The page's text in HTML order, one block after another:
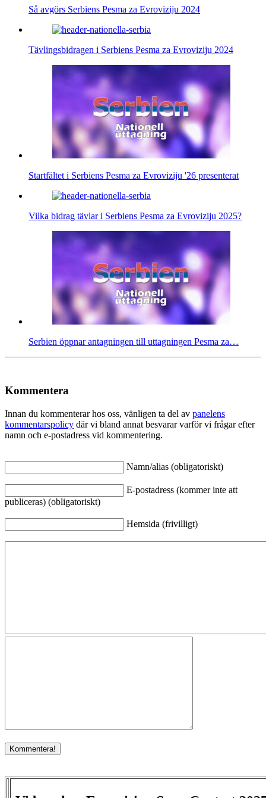
Så avgörs Serbiens Pesma za Evroviziju 2024
Tävlingsbidragen i Serbiens Pesma za Evroviziju 2024
Startfältet i Serbiens Pesma za Evroviziju '26 presenterat
Vilka bidrag tävlar i Serbiens Pesma za Evroviziju 2025?
Serbien öppnar antagningen till uttagningen Pesma za…
Kommentera
Innan du kommenterar hos oss, vänligen ta del av panelens
kommentarspolicy där vi bland annat besvarar varför vi frågar efter
namn och e-postadress vid kommentering.
Namn/alias (obligatoriskt)
E-postadress (kommer inte att
publiceras) (obligatoriskt)
Hemsida (frivilligt)